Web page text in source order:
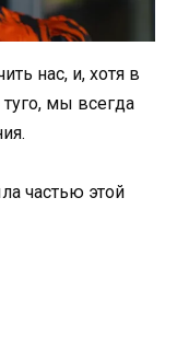
нас, и, хотя в
мы всегда
частью этой